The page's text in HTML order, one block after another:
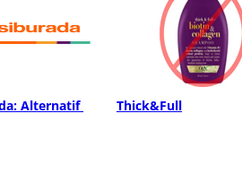
Alternatif
Thick&Full